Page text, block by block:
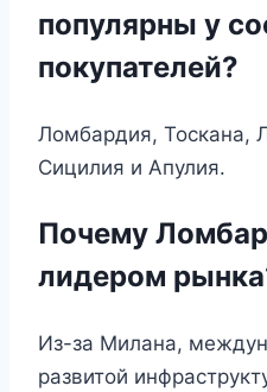
популярны у
покупателей?
Ломбардия, Тоскана,
Сицилия и Апулия.
Почему
лидером
Из-за Милана,
развитой